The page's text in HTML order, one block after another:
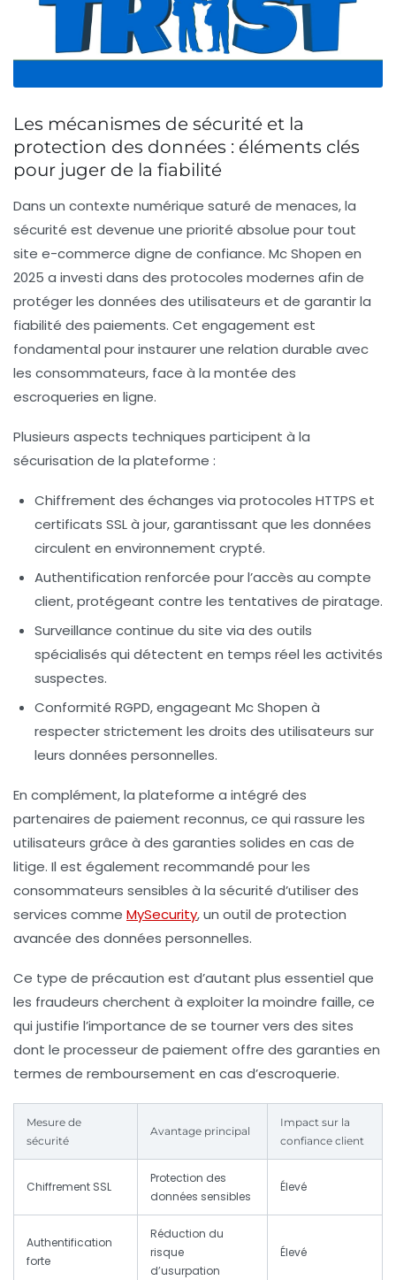
Les mécanismes de sécurité et la
protection des données : éléments clés
pour juger de la fiabilité
Dans un contexte numérique saturé de menaces, la
sécurité est devenue une priorité absolue pour tout
site e-commerce digne de confiance. Mc Shopen en
2025 a investi dans des protocoles modernes afin de
protéger les données des utilisateurs et de garantir la
fiabilité des paiements. Cet engagement est
fondamental pour instaurer une relation durable avec
les consommateurs, face à la montée des
escroqueries en ligne.
Plusieurs aspects techniques participent à la
sécurisation de la plateforme :
Chiffrement des échanges via protocoles HTTPS et
certificats SSL à jour, garantissant que les données
circulent en environnement crypté.
Authentification renforcée pour l’accès au compte
client, protégeant contre les tentatives de piratage.
Surveillance continue du site via des outils
spécialisés qui détectent en temps réel les activités
suspectes.
Conformité RGPD, engageant Mc Shopen à
respecter strictement les droits des utilisateurs sur
leurs données personnelles.
En complément, la plateforme a intégré des
partenaires de paiement reconnus, ce qui rassure les
utilisateurs grâce à des garanties solides en cas de
litige. Il est également recommandé pour les
consommateurs sensibles à la sécurité d’utiliser des
services comme MySecurity, un outil de protection
avancée des données personnelles.
Ce type de précaution est d’autant plus essentiel que
les fraudeurs cherchent à exploiter la moindre faille, ce
qui justifie l’importance de se tourner vers des sites
dont le processeur de paiement offre des garanties en
termes de remboursement en cas d’escroquerie.
Mesure de
sécurité
Avantage principal
Impact sur la
confiance client
Chiffrement SSL
Protection des
données sensibles
Élevé
Authentification
forte
Réduction du
risque
d’usurpation
Élevé